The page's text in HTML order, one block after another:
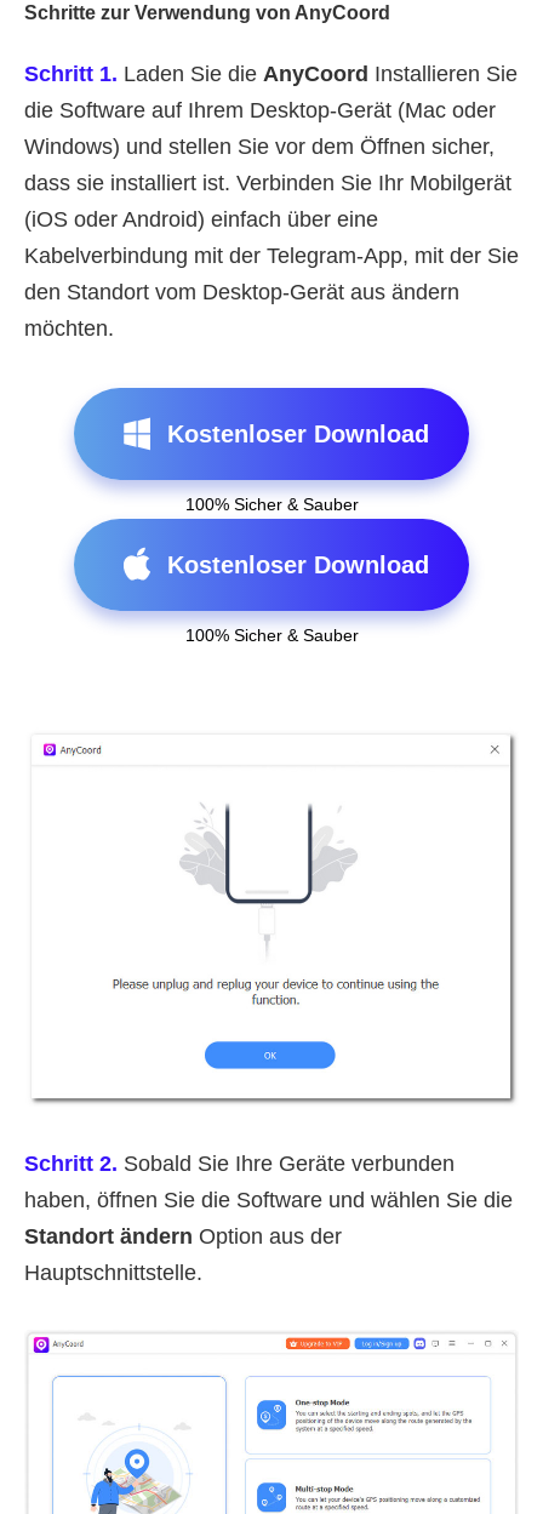
Schritte zur Verwendung von AnyCoord
Schritt 1. Laden Sie die AnyCoord Installieren Sie
die Software auf Ihrem Desktop-Gerät (Mac oder
Windows) und stellen Sie vor dem Öffnen sicher,
dass sie installiert ist. Verbinden Sie Ihr Mobilgerät
(iOS oder Android) einfach über eine
Kabelverbindung mit der Telegram-App, mit der Sie
den Standort vom Desktop-Gerät aus ändern
möchten.
Kostenloser Download
100% Sicher & Sauber
Kostenloser Download
100% Sicher & Sauber
Schritt 2. Sobald Sie Ihre Geräte verbunden
haben, öffnen Sie die Software und wählen Sie die
Standort ändern Option aus der
Hauptschnittstelle.